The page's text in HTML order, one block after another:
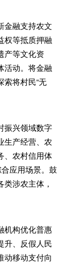
金融支持农文
权等抵质押融
产等文化资
活动。将金融
索将村民“无
振兴领域数字
生产经营、农
、农村信用体
应用场景。鼓
涉农主体，
机构优化普惠
升、反假人民
动移动支付向